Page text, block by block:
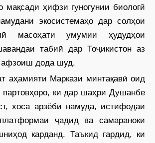
мақсади ҳифзи гуногунии биологӣ
экосис­темаҳо дар солҳои
масоҳати умумии ҳудудҳои
табиӣ дар Тоҷикистон аз
афзоиш дода шуд.
аҳамияти Маркази минтақавӣ оид
партовҳоро, ки дар шаҳри Душанбе
хоса арзёбӣ намуда, истифодаи
ҷадид ва самараноки
карданд. Таъкид гардид, ки